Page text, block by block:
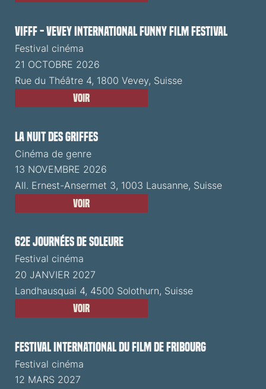
VIFFF - Vevey International Funny Film Festival
Festival cinéma
21 OCTOBRE 2026
Rue du Théâtre 4, 1800 Vevey, Suisse
Voir
La Nuit des Griffes
Cinéma de genre
13 NOVEMBRE 2026
All. Ernest-Ansermet 3, 1003 Lausanne, Suisse
Voir
62e Journées de Soleure
Festival cinéma
20 JANVIER 2027
Landhausquai 4, 4500 Solothurn, Suisse
Voir
Festival International du Film de Fribourg
Festival cinéma
12 MARS 2027